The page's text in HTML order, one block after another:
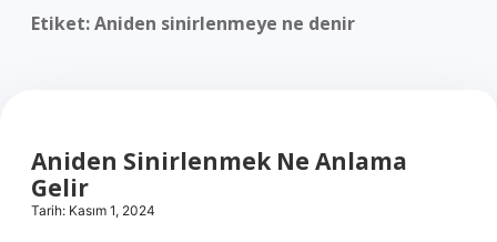
Politikası
Etiket:Aniden sinirlenmeye ne denir
Aniden Sinirlenmek Ne Anlama
Gelir
Tarih: Kasım 1, 2024